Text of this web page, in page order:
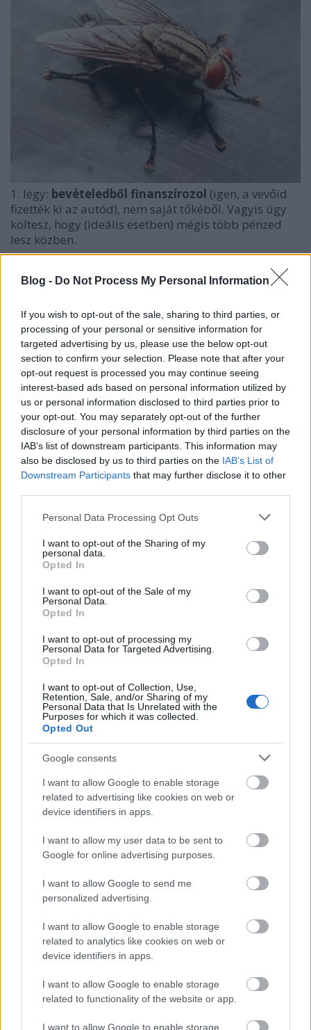
Blog - Do Not Process My Personal Information
If you wish to opt-out of the sale, sharing to third parties, or
processing of your personal or sensitive information for
targeted advertising by us, please use the below opt-out
section to confirm your selection. Please note that after your
opt-out request is processed you may continue seeing
interest-based ads based on personal information utilized by
us or personal information disclosed to third parties prior to
your opt-out. You may separately opt-out of the further
disclosure of your personal information by third parties on the
IAB’s list of downstream participants. This information may
also be disclosed by us to third parties on the IAB’s List of
Downstream Participants that may further disclose it to other
Please note that this website/app uses one or more Google
not limited to your visit or usage behaviour. You may click to
grant or deny consent to Google and its third-party tags to
use your data for below specified purposes in below Google
consent section.
Personal Data Processing Opt Outs
I want to opt-out of the Sharing of my
personal data.
Opted In
I want to opt-out of the Sale of my
Personal Data.
Opted In
I want to opt-out of processing my
Personal Data for Targeted Advertising.
Opted In
I want to opt-out of Collection, Use,
Retention, Sale, and/or Sharing of my
Personal Data that Is Unrelated with the
Purposes for which it was collected.
Opted Out
Google consents
I want to allow Google to enable storage
related to advertising like cookies on web or
device identifiers in apps.
I want to allow my user data to be sent to
Google for online advertising purposes.
I want to allow Google to send me
personalized advertising.
I want to allow Google to enable storage
related to analytics like cookies on web or
device identifiers in apps.
I want to allow Google to enable storage
related to functionality of the website or app.
I want to allow Google to enable storage
1. légy: bevételedből finanszírozol (igen, a vevőid
fizették ki az autód), nem saját tőkéből. Vagyis úgy
költesz, hogy (ideális esetben) mégis több pénzed
lesz közben.
2. légy: ha csak a valóban szükséges pillanatban
ruházol be (és veszel a nyakadba ezzel rendszeres,
legalacsonyabban tudod tartani céged állandó,
tőkédet/bevételedet mindenképpen amortizáló fix
kiadásaidat. Ezzel nagyban növelted vállalkozásod
rugalmasságát, mozgásterét.
Tényleg muszáj ennyit költened?
Számos üzleti ötlet átbeszélésénél kb. a második
mondat volt, hogy veszünk ezt, meg azt,
továbbá amazt is és toronyórát lánccal.
tudjuk, hogy kell-e? Mire kell? Hetente/havonta
mennyi időre kell?
Igen, tök menő egy 700 ezres MacBook, meg 250
mindössze annyi velük, magától egyik sem kezd kel
bevételt, és profitot termelni neked.
Ettől függetlenül, ha sok pénzed van, vedd meg.
Ha így csinálod, hamarosan nem lesz sok pénzed.
Ha nincs sok pénzed, vagy ERRE nincs sok pénzed,
akkor előtte gondolkozz egy kicsit.Netezni, céges
levelezőt használni, honlapot szerkeszteni, excelt
kezelni nem tökéletes egy 150.000 forintos gép? Egy
olcsóbb telefonon nem ugyanúgy elérnek? Néha egy-
két gyors Facebook, vagy Instagram posztot össze
lehet rajta dobni?
Ha válaszod mindhárom kérdésre igen, akkor
olyan feladatokra, amelyek megoldása hasonló
idő alatt, teljes biztonsággal negyed annyiból is
kezdeti fázisában- termékfejlesztésre, és
vevőszerzésre fordítsd! Nagyon nem mindegy,
meddig költesz saját zsebből, avagy mikortól
Az alábbi két diagram világosan megmutatja, mire